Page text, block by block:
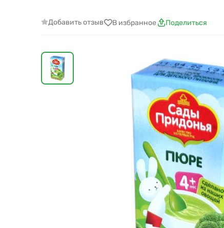
Добавить отзыв В избранное Поделиться